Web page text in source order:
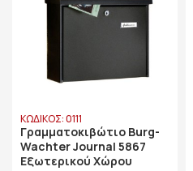
ΚΩΔΙΚΟΣ: 0111
Γραμματοκιβώτιο Burg-
Wachter Journal 5867
Εξωτερικού Χώρου